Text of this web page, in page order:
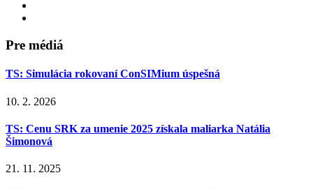
Pre médiá
TS: Simulácia rokovaní ConSIMium úspešná
10. 2. 2026
TS: Cenu SRK za umenie 2025 získala maliarka Natália
Šimonová
21. 11. 2025